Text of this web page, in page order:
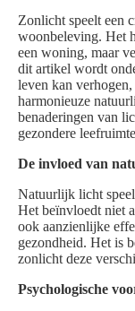
Zonlicht speelt een
woonbeleving. Het
een woning, maar
dit artikel wordt
leven kan
harmonieuze
benaderingen van
gezondere
De invloed van
Natuurlijk licht
Het beïnvloedt niet
ook aanzienlijke
gezondheid. Het is
zonlicht deze
Psychologische